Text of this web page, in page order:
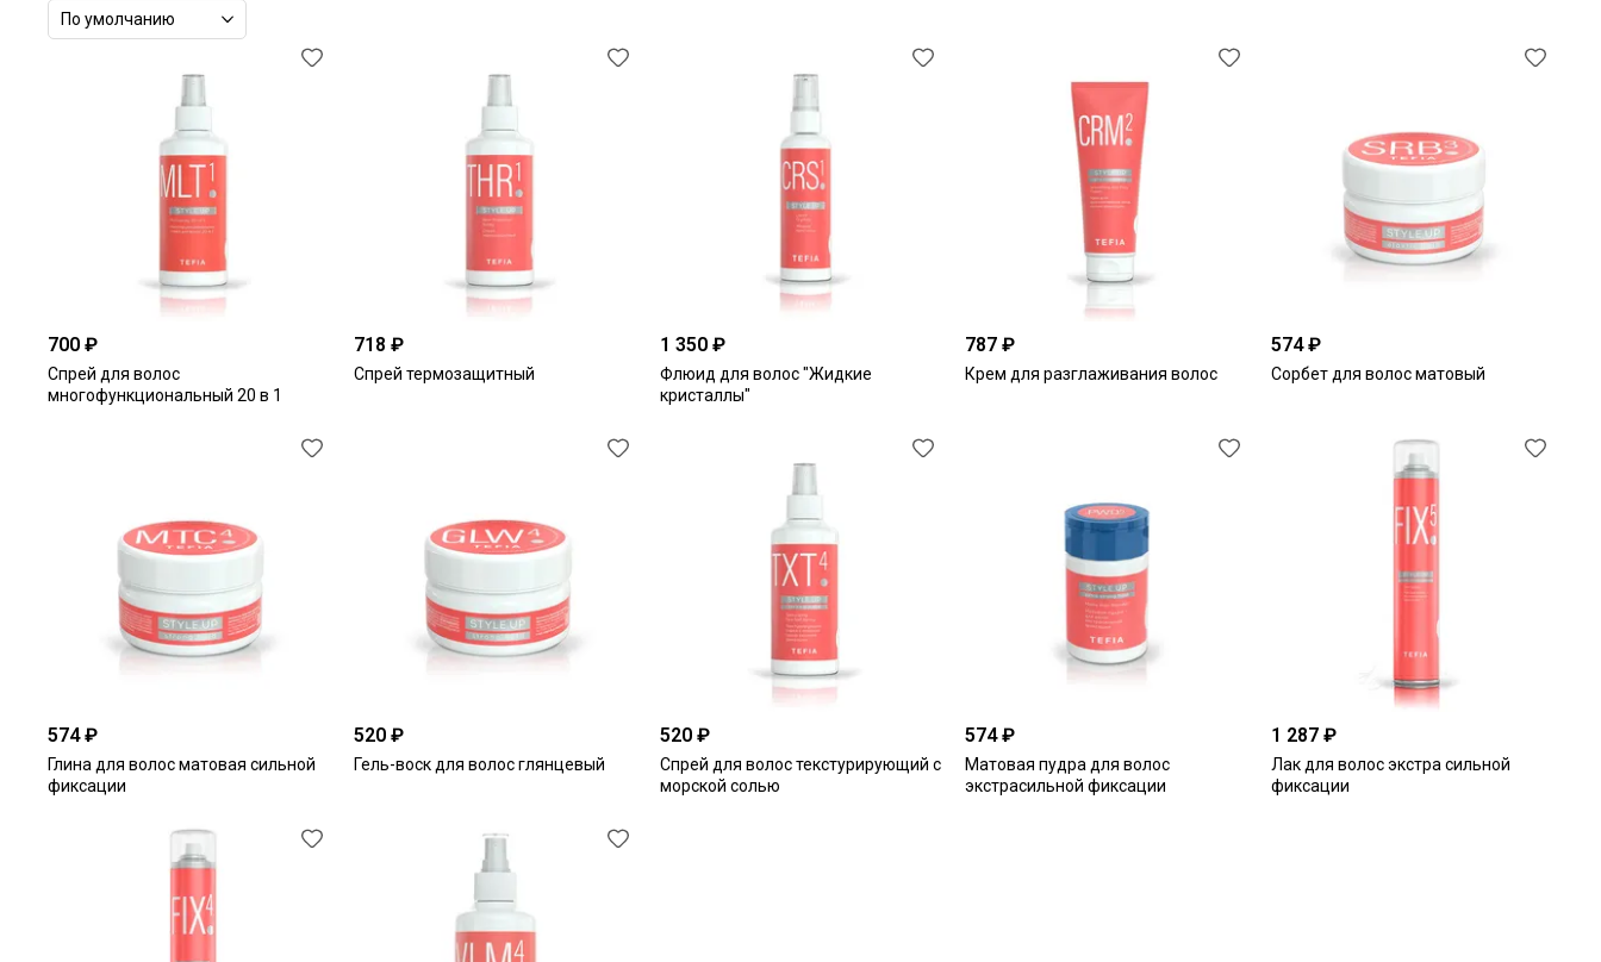
700 ₽
Спрей для волос
многофункциональный 20 в 1
718 ₽
Спрей термозащитный
1 350 ₽
Флюид для волос "Жидкие
кристаллы"
787 ₽
Крем для разглаживания волос
574 ₽
Сорбет для волос матовый
574 ₽
Глина для волос матовая сильной
фиксации
520 ₽
Гель-воск для волос глянцевый
520 ₽
Спрей для волос текстурирующий с
морской солью
574 ₽
Матовая пудра для волос
экстрасильной фиксации
1 287 ₽
Лак для волос экстра сильной
фиксации